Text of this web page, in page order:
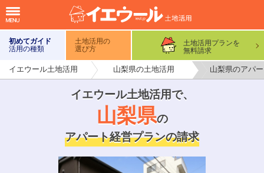
初めてガイド
活用の種類
土地活用の
選び方
土地活用プランを
無料請求
イエウール土地活用 山梨県の土地活用 山梨県のアパ
イエウール土地活用で、
山梨県の
アパート経営プランの請求